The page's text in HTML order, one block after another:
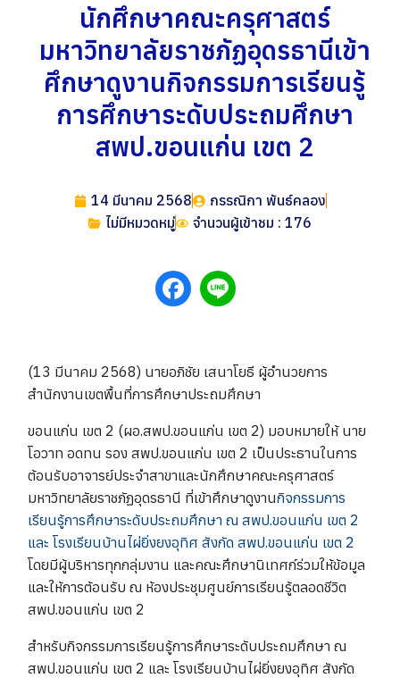
นักศึกษาคณะครุศาสตร์
มหาวิทยาลัยราชภัฏอุดรธานีเข้า
ศึกษาดูงานกิจกรรมการเรียนรู้
การศึกษาระดับประถมศึกษา
สพป.ขอนแก่น เขต 2
14 มีนาคม 2568
กรรณิกา พันธ์คลอง
ไม่มีหมวดหมู่
จำนวนผู้เข้าชม : 176
(13 มีนาคม 2568) นายอภิชัย เสนาโยธี ผู้อำนวยการ
สำนักงานเขตพื้นที่การศึกษาประถมศึกษา
ขอนแก่น เขต 2 (ผอ.สพป.ขอนแก่น เขต 2) มอบหมายให้ นาย
โอวาท อดทน รอง สพป.ขอนแก่น เขต 2 เป็นประธานในการ
ต้อนรับอาจารย์ประจำสาขาและนักศึกษาคณะครุศาสตร์
มหาวิทยาลัยราชภัฏอุดรธานี ที่เข้าศึกษาดูงานกิจกรรมการ
เรียนรู้การศึกษาระดับประถมศึกษา ณ สพป.ขอนแก่น เขต 2
และ โรงเรียนบ้านไผ่ยิ่งยงอุทิศ สังกัด สพป.ขอนแก่น เขต 2
โดยมีผู้บริหารทุกกลุ่มงาน และคณะศึกษานิเทศก์ร่วมให้ข้อมูล
และให้การต้อนรับ ณ ห้องประชุมศูนย์การเรียนรู้ตลอดชีวิต
สพป.ขอนแก่น เขต 2
สำหรับกิจกรรมการเรียนรู้การศึกษาระดับประถมศึกษา ณ
สพป.ขอนแก่น เขต 2 และ โรงเรียนบ้านไผ่ยิ่งยงอุทิศ สังกัด